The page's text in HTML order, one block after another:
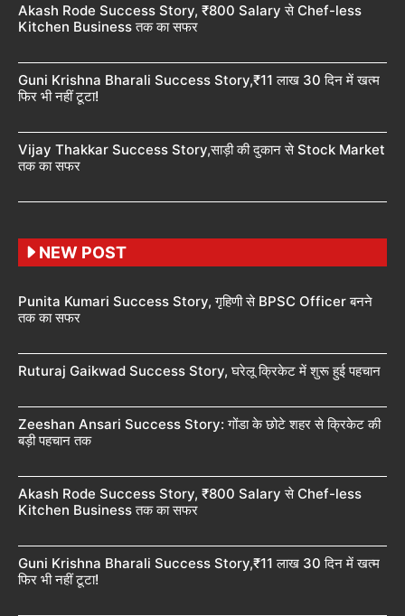
Akash Rode Success Story, ₹800 Salary से Chef-less
Kitchen Business तक का सफर
Guni Krishna Bharali Success Story,₹11 लाख 30 दिन में खत्म
फिर भी नहीं टूटा!
Vijay Thakkar Success Story,साड़ी की दुकान से Stock Market
तक का सफर
NEW POST
Punita Kumari Success Story, गृहिणी से BPSC Officer बनने
तक का सफर
Ruturaj Gaikwad Success Story, घरेलू क्रिकेट में शुरू हुई पहचान
Zeeshan Ansari Success Story: गोंडा के छोटे शहर से क्रिकेट की
बड़ी पहचान तक
Akash Rode Success Story, ₹800 Salary से Chef-less
Kitchen Business तक का सफर
Guni Krishna Bharali Success Story,₹11 लाख 30 दिन में खत्म
फिर भी नहीं टूटा!